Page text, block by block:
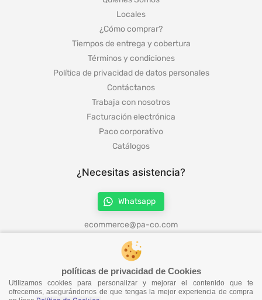
políticas de privacidad de Cookies
Utilizamos cookies para personalizar y mejorar el contenido que te
ofrecemos, asegurándonos de que tengas la mejor experiencia de compra
Locales
¿Cómo comprar?
Tiempos de entrega y cobertura
Términos y condiciones
Política de privacidad de datos personales
Contáctanos
Trabaja con nosotros
Facturación electrónica
Paco corporativo
Catálogos
¿Necesitas asistencia?
Whatsapp
ecommerce@pa-co.com
¡Síguenos en redes!